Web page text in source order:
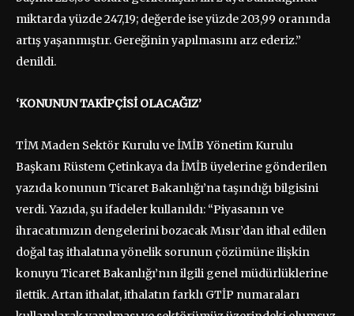
miktarda yüzde 247,19; değerde ise yüzde 203,99 oranında
artış yaşanmıştır. Gereğinin yapılmasını arz ederiz.”
denildi.
‘KONUNUN TAKİPÇİSİ OLACAĞIZ’
TİM Maden Sektör Kurulu ve İMİB Yönetim Kurulu
Başkanı Rüstem Çetinkaya da İMİB üyelerine gönderilen
yazıda konunun Ticaret Bakanlığı’na taşındığı bilgisini
verdi. Yazıda, şu ifadeler kullanıldı: “Piyasanın ve
ihracatımızın dengelerini bozacak Mısır’dan ithal edilen
doğal taş ithalatına yönelik sorunun çözümüne ilişkin
konuyu Ticaret Bakanlığı’nın ilgili genel müdürlüklerine
ilettik. Artan ithalat, ithalatın farklı GTİP numaraları